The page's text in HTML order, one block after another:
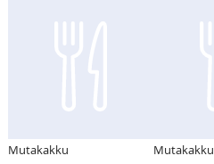
Mutakakku Mutakakku